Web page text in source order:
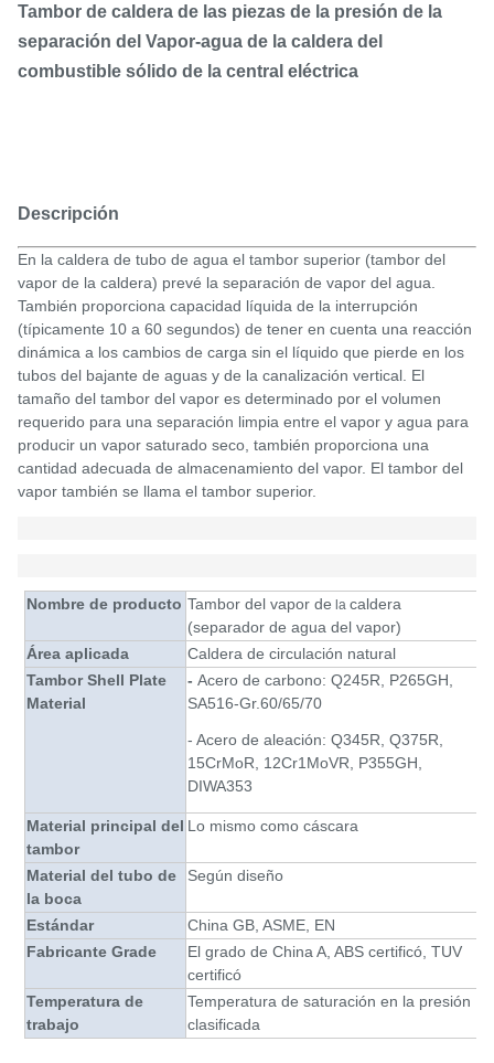
Tambor de caldera de las piezas de la presión de la
separación del Vapor-agua de la caldera del
combustible sólido de la central eléctrica
Descripción
En la caldera de tubo de agua el tambor superior (tambor del
vapor de la caldera) prevé la separación de vapor del agua.
También proporciona capacidad líquida de la interrupción
(típicamente 10 a 60 segundos) de tener en cuenta una reacción
dinámica a los cambios de carga sin el líquido que pierde en los
tubos del bajante de aguas y de la canalización vertical. El
tamaño del tambor del vapor es determinado por el volumen
requerido para una separación limpia entre el vapor y agua para
producir un vapor saturado seco, también proporciona una
cantidad adecuada de almacenamiento del vapor. El tambor del
vapor también se llama el tambor superior.
Nombre de producto Tambor del vapor de lacaldera
(separador de agua del vapor)
Área aplicada
Caldera de circulación natural
Tambor Shell Plate
Material
-Acero de carbono: Q245R, P265GH,
SA516-Gr.60/65/70
- Acero de aleación: Q345R, Q375R,
15CrMoR, 12Cr1MoVR, P355GH,
DIWA353
Material principal del
tambor
Lo mismo como cáscara
Material del tubo de
la boca
Según diseño
Estándar
China GB, ASME, EN
Fabricante Grade
El grado de China A, ABS certificó, TUV
certificó
Temperatura de
trabajo
Temperatura de saturación en la presión
clasificada